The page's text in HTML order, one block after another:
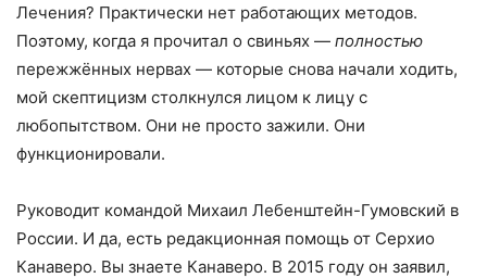
Лечения? Практически нет работающих методов.
Поэтому, когда я прочитал о свиньях — полностью
пережжённых нервах — которые снова начали ходить,
мой скептицизм столкнулся лицом к лицу с
любопытством. Они не просто зажили. Они
функционировали.
Руководит командой Михаил Лебенштейн-Гумовский в
России. И да, есть редакционная помощь от Серхио
Канаверо. Вы знаете Канаверо. В 2015 году он заявил,